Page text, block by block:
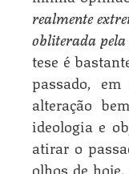
realmente
obliterada
tese é
passado,
alteração
ideologia e
atirar o
olhos de